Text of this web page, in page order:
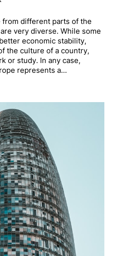
different parts of the
very diverse. While some
economic stability,
the culture of a country,
or study. In any case,
represents a…